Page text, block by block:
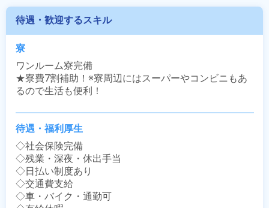
待遇・歓迎するスキル
寮
ワンルーム寮完備
★寮費7割補助！※寮周辺にはスーパーやコンビニもあ
るので生活も便利！
待遇・福利厚生
◇社会保険完備
◇残業・深夜・休出手当
◇日払い制度あり
◇交通費支給
◇車・バイク・通勤可